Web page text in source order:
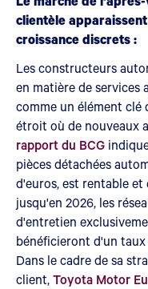
clientèle
croissance discrets :
Les constructeurs
en matière de services
comme un élément
étroit où de nouveaux
rapport du BCG
pièces détachées
d'euros, est rentable
jusqu'en 2026, les
d'entretien
bénéficieront d'un taux
Dans le cadre de sa
client,Toyota Motor